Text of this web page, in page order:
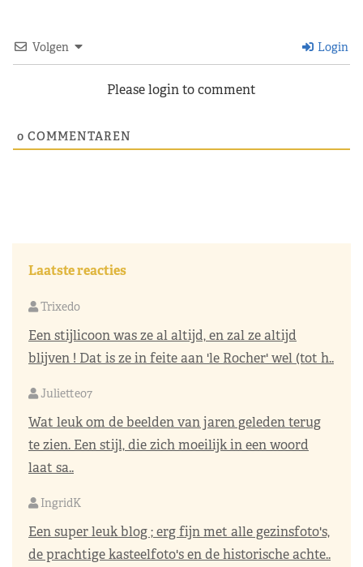
Volgen Login
Please login to comment
0 COMMENTAREN
Laatste reacties
Trixedo
Een stijlicoon was ze al altijd, en zal ze altijd
blijven ! Dat is ze in feite aan 'le Rocher' wel (tot h..
Juliette07
Wat leuk om de beelden van jaren geleden terug
te zien. Een stijl, die zich moeilijk in een woord
laat sa..
IngridK
Een super leuk blog ; erg fijn met alle gezinsfoto's,
de prachtige kasteelfoto's en de historische achte..